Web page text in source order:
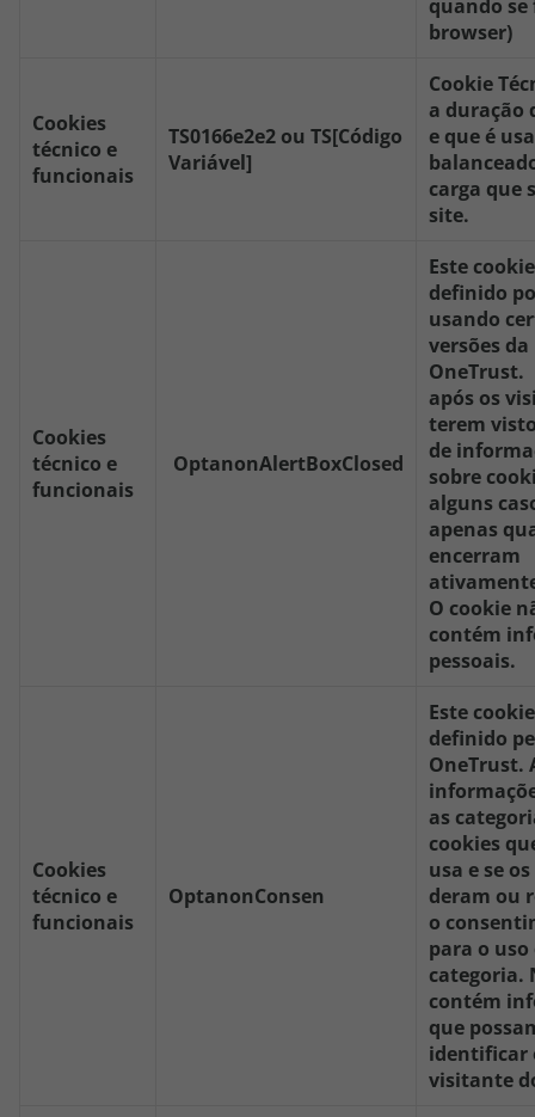
quando se
browser)
Cookies
técnico e
funcionais
TS0166e2e2 ou TS[Código
Variável]
Cookie
a duração
e que é
carga que
site.
Cookies
técnico e
funcionais
OptanonAlertBoxClosed
Este
definido
usando
versões da
OneTrust.
após os
terem
de
sobre
alguns
apenas
encerram
O cookie
contém
pessoais.
Cookies
técnico e
funcionais
OptanonConsen
Este
definido
OneTrust.
as
cookies
usa e se
deram ou
o
para o uso
categoria.
contém
que
identificar
visitante